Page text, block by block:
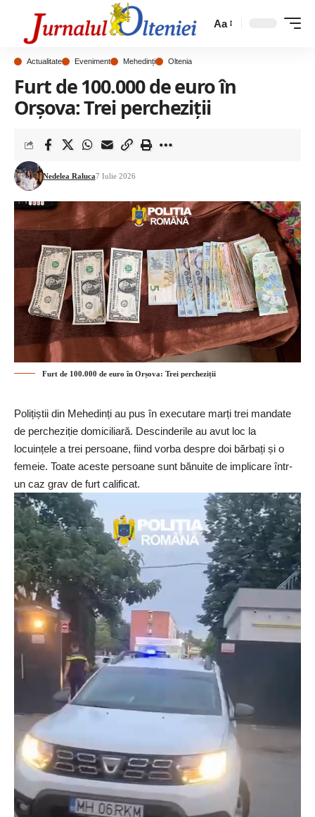
Aa
Actualitate Eveniment Mehedinți Oltenia
Furt de 100.000 de euro în
Orșova: Trei percheziții
Nedelea Raluca7 Iulie 2026
Furt de 100.000 de euro în Orșova: Trei percheziții
Polițiștii din Mehedinți au pus în executare marți trei mandate
de percheziție domiciliară. Descinderile au avut loc la
locuințele a trei persoane, fiind vorba despre doi bărbați și o
femeie. Toate aceste persoane sunt bănuite de implicare într-
un caz grav de furt calificat.